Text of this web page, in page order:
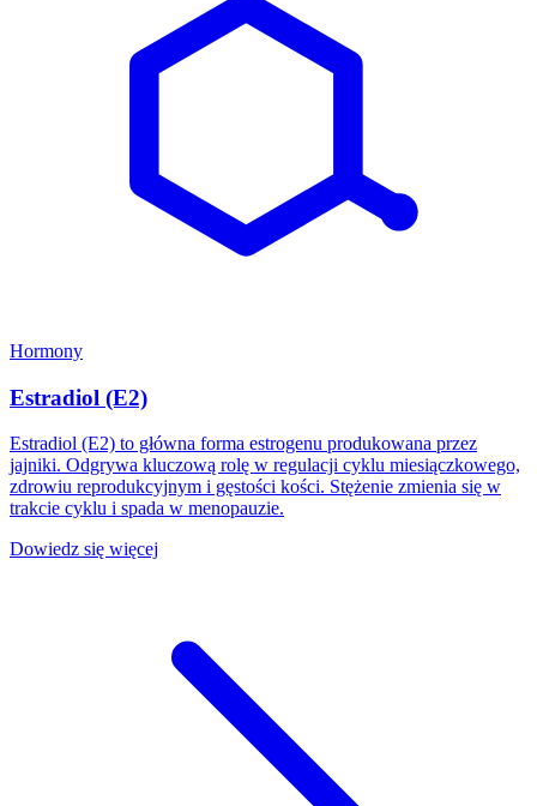
Hormony
Estradiol (E2)
Estradiol (E2) to główna forma estrogenu produkowana przez
jajniki. Odgrywa kluczową rolę w regulacji cyklu miesiączkowego,
zdrowiu reprodukcyjnym i gęstości kości. Stężenie zmienia się w
trakcie cyklu i spada w menopauzie.
Dowiedz się więcej